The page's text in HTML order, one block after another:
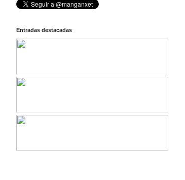
Entradas destacadas